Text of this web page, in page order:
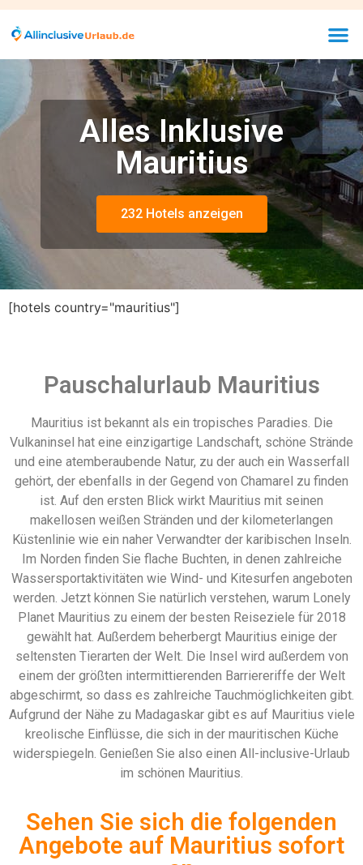
Alles Inklusive
Mauritius
232 Hotels anzeigen
[hotels country="mauritius"]
Pauschalurlaub Mauritius
Mauritius ist bekannt als ein tropisches Paradies. Die
Vulkaninsel hat eine einzigartige Landschaft, schöne Strände
und eine atemberaubende Natur, zu der auch ein Wasserfall
gehört, der ebenfalls in der Gegend von Chamarel zu finden
ist. Auf den ersten Blick wirkt Mauritius mit seinen
makellosen weißen Stränden und der kilometerlangen
Küstenlinie wie ein naher Verwandter der karibischen Inseln.
Im Norden finden Sie flache Buchten, in denen zahlreiche
Wassersportaktivitäten wie Wind- und Kitesurfen angeboten
werden. Jetzt können Sie natürlich verstehen, warum Lonely
Planet Mauritius zu einem der besten Reiseziele für 2018
gewählt hat. Außerdem beherbergt Mauritius einige der
seltensten Tierarten der Welt. Die Insel wird außerdem von
einem der größten intermittierenden Barriereriffe der Welt
abgeschirmt, so dass es zahlreiche Tauchmöglichkeiten gibt.
Aufgrund der Nähe zu Madagaskar gibt es auf Mauritius viele
kreolische Einflüsse, die sich in der mauritischen Küche
widerspiegeln. Genießen Sie also einen All-inclusive-Urlaub
im schönen Mauritius.
Sehen Sie sich die folgenden
Angebote auf Mauritius sofort